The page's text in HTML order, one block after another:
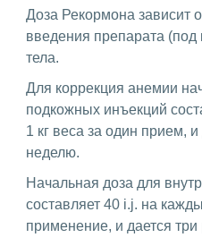
Доза Рекормона зависит
введения препарата
тела.
Для коррекция анемии
подкожных инъекций
1 кг веса за один прием, и
неделю.
Начальная доза для
составляет 40 i.j. на
применение, и дается